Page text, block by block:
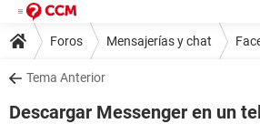
Foros Mensajerías y chat
Tema Anterior
Descargar Messenger en un